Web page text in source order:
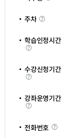
수
주차 주
차
학습인정시간
학
습
정
시
간
수강신청기간
수
강
청
기
간
강좌운영기간
강
좌
영
기
전화번호 전
화